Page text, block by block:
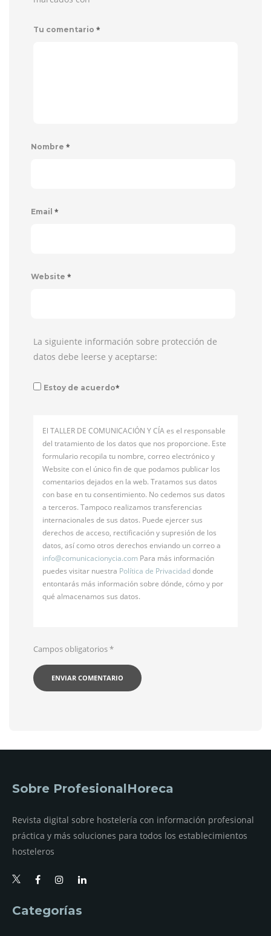
Tu comentario *
Nombre *
Email *
Website *
La siguiente información sobre protección de
datos debe leerse y aceptarse:
Estoy de acuerdo*
El TALLER DE COMUNICACIÓN Y CÍA es el responsable
del tratamiento de los datos que nos proporcione. Este
formulario recopila tu nombre, correo electrónico y
Website con el único fin de que podamos publicar los
comentarios dejados en la web. Tratamos sus datos
con base en tu consentimiento. No cedemos sus datos
a terceros. Tampoco realizamos transferencias
internacionales de sus datos. Puede ejercer sus
derechos de acceso, rectificación y supresión de los
datos, así como otros derechos enviando un correo a
info@comunicacionycia.com Para más información
puedes visitar nuestra Política de Privacidaddonde
entontarás más información sobre dónde, cómo y por
qué almacenamos sus datos.
Campos obligatorios*
Sobre ProfesionalHoreca
Revista digital sobre hostelería con información profesional
práctica y más soluciones para todos los establecimientos
hosteleros
Categorías